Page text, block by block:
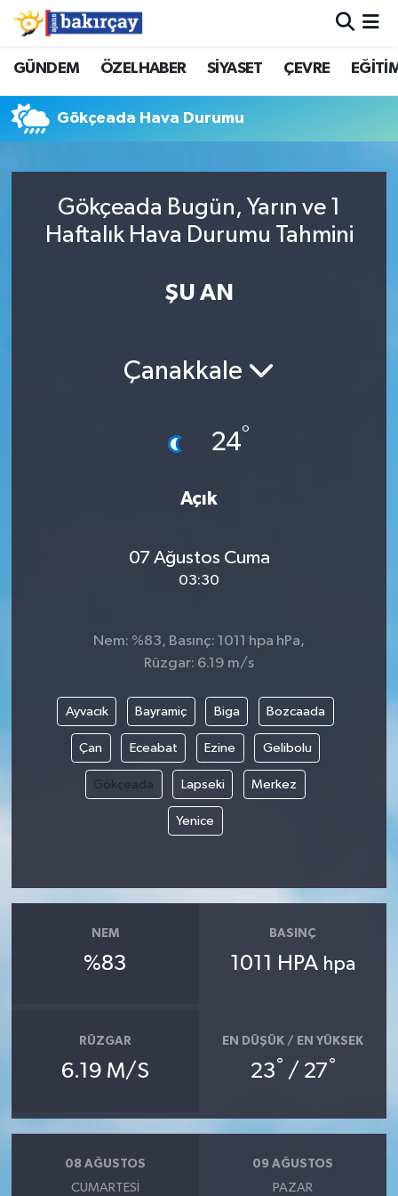
GÜNDEM ÖZELHABER SİYASET ÇEVRE
Gökçeada Hava Durumu
Gökçeada Bugün, Yarın ve 1
Haftalık Hava Durumu Tahmini
ŞU AN
Çanakkale
24°
Açık
07 Ağustos Cuma
03:30
Nem: %83, Basınç: 1011 hpa hPa,
Rüzgar: 6.19 m/s
Ayvacık Bayramiç Biga Bozcaada
Çan Eceabat Ezine Gelibolu
Gökçeada Lapseki Merkez
Yenice
NEM
%83
BASINÇ
1011 HPA hpa
RÜZGAR
6.19 M/S
EN DÜŞÜK / EN YÜKSEK
23° / 27°
08 AĞUSTOS
CUMARTESI
09 AĞUSTOS
PAZAR
İzmir Nöbetçi Eczaneler
İzmir Hava Durumu
İzmir Trafik Yoğunluk Haritası
Haber Arşivi